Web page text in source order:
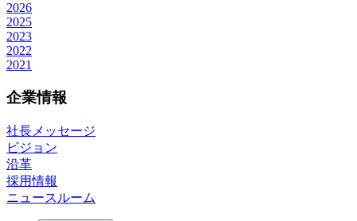
2026
2025
2023
2022
2021
企業情報
社長メッセージ
ビジョン
沿革
採用情報
ニュースルーム